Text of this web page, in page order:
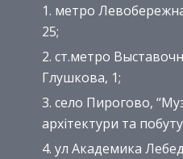
метро
25;
​ст.метро
Глушкова, 1;
село Пирогово,
архітектури та
ул Академика